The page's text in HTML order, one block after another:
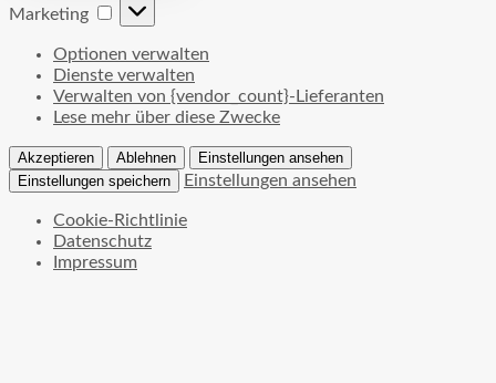
Marketing Marketing
Optionen verwalten
Dienste verwalten
Verwalten von {vendor_count}-Lieferanten
Lese mehr über diese Zwecke
Akzeptieren Ablehnen
Einstellungen ansehen
Einstellungen speichern
Einstellungen ansehen
Cookie-Richtlinie
Datenschutz
Impressum